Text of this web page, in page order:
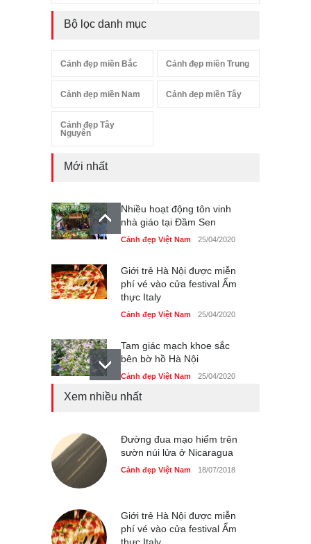
Bộ lọc danh mục
Cảnh đẹp miền Bắc Cảnh đẹp miền Trung
Cảnh đẹp miền Nam Cảnh đẹp miền Tây
Cảnh đẹp Tây
Nguyên
Mới nhất
Nhiều hoạt động tôn vinh
nhà giáo tại Đầm Sen
Cảnh đẹp Việt Nam 25/04/2020
Giới trẻ Hà Nội được miễn
phí vé vào cửa festival Ẩm
thực Italy
Cảnh đẹp Việt Nam 25/04/2020
Tam giác mạch khoe sắc
bên bờ hồ Hà Nội
Cảnh đẹp Việt Nam 25/04/2020
Cảnh đẹp Việt Nam 24/04/2020
Những món ăn đồng quê
Xem nhiều nhất
Đường đua mạo hiểm trên
sườn núi lửa ở Nicaragua
Cảnh đẹp Việt Nam 18/07/2018
Giới trẻ Hà Nội được miễn
phí vé vào cửa festival Ẩm
thực Italy